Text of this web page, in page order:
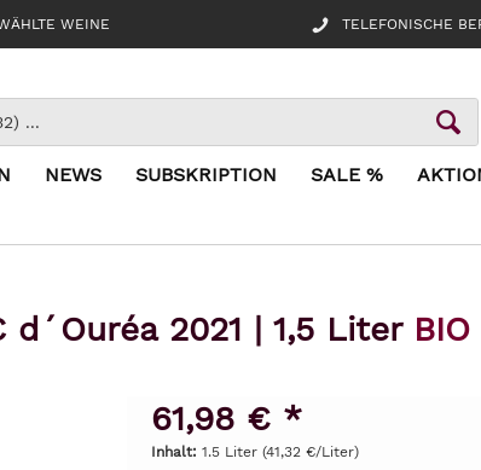
WEINE TELEFONISCHE
NEWS SUBSKRIPTION SALE %
d´Ouréa 2021 | 1,5 Liter BIO
61,98 € *
Inhalt: 1.5 Liter (41,32 €/Liter)